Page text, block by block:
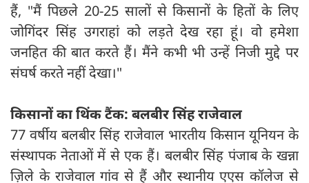
हैं, "मैं पिछले 20-25 सालों से किसानों के हितों के लिए
जोगिंदर सिंह उगराहां को लड़ते देख रहा हूं। वो हमेशा
जनहित की बात करते हैं। मैंने कभी भी उन्हें निजी मुद्दे पर
संघर्ष करते नहीं देखा।"
किसानों का थिंक टैंक: बलबीर सिंह राजेवाल
77 वर्षीय बलबीर सिंह राजेवाल भारतीय किसान यूनियन के
संस्थापक नेताओं में से एक हैं। बलबीर सिंह पंजाब के खन्ना
ज़िले के राजेवाल गांव से हैं और स्थानीय एएस कॉलेज से